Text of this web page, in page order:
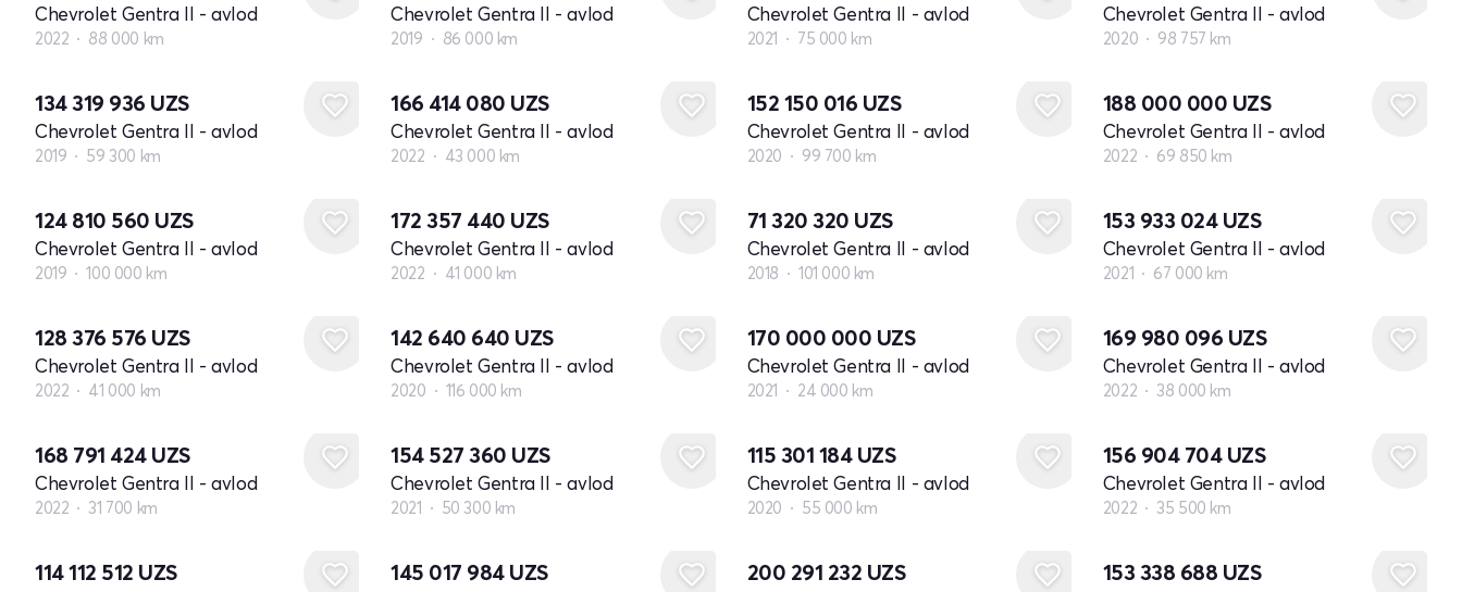
Chevrolet Gentra II - avlod
2022 88 000 km
Chevrolet Gentra II - avlod
2019 86 000 km
Chevrolet Gentra II - avlod
2021 75 000 km
Chevrolet Gentra II - avlod
2020 98 757 km
134 319 936 UZS
Chevrolet Gentra II - avlod
2019 59 300 km
166 414 080 UZS
Chevrolet Gentra II - avlod
2022 43 000 km
152 150 016 UZS
Chevrolet Gentra II - avlod
2020 99 700 km
188 000 000 UZS
Chevrolet Gentra II - avlod
2022 69 850 km
124 810 560 UZS
Chevrolet Gentra II - avlod
2019 100 000 km
172 357 440 UZS
Chevrolet Gentra II - avlod
2022 41 000 km
71 320 320 UZS
Chevrolet Gentra II - avlod
2018 101 000 km
153 933 024 UZS
Chevrolet Gentra II - avlod
2021 67 000 km
128 376 576 UZS
Chevrolet Gentra II - avlod
2022 41 000 km
142 640 640 UZS
Chevrolet Gentra II - avlod
2020 116 000 km
170 000 000 UZS
Chevrolet Gentra II - avlod
2021 24 000 km
169 980 096 UZS
Chevrolet Gentra II - avlod
2022 38 000 km
168 791 424 UZS
Chevrolet Gentra II - avlod
2022 31 700 km
154 527 360 UZS
Chevrolet Gentra II - avlod
2021 50 300 km
115 301 184 UZS
Chevrolet Gentra II - avlod
2020 55 000 km
156 904 704 UZS
Chevrolet Gentra II - avlod
2022 35 500 km
114 112 512 UZS 145 017 984 UZS 200 291 232 UZS 153 338 688 UZS